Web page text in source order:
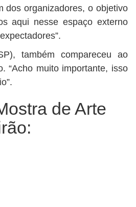
dos organizadores, o objetivo
aqui nesse espaço externo
também compareceu ao
“Acho muito importante, isso
de Arte